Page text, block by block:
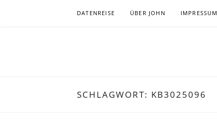
DATENREISE ÜBER JOHN IMPRESSUM
SCHLAGWORT: KB3025096